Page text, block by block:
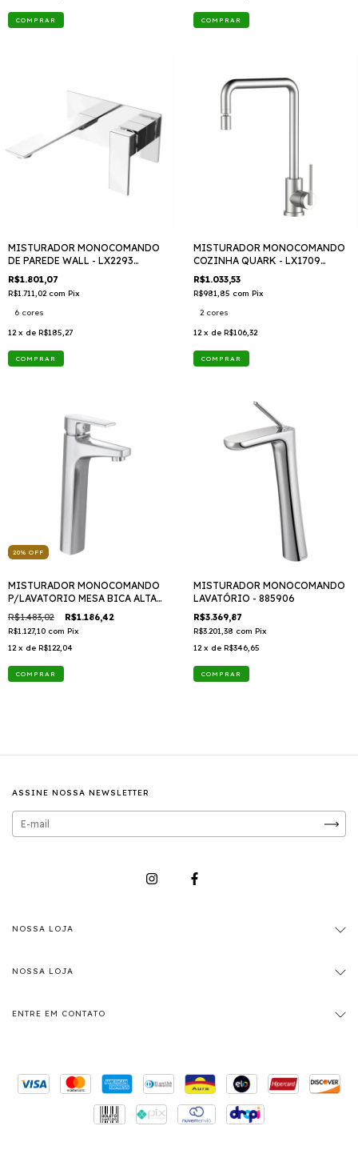
COMPRAR COMPRAR
MISTURADOR MONOCOMANDO
DE PAREDE WALL - LX2293
TTD409
R$1.801,07
R$1.711,02 com Pix
6 cores
12 x de R$185,27
COMPRAR
MISTURADOR MONOCOMANDO
COZINHA QUARK - LX1709
TTD409
R$1.033,53
R$981,85 com Pix
2 cores
12 x de R$106,32
COMPRAR
20% OFF
MISTURADOR MONOCOMANDO
P/LAVATORIO MESA BICA ALTA
BOLD - 6877C370
R$1.483,02 R$1.186,42
R$1.127,10 com Pix
12 x de R$122,04
MISTURADOR MONOCOMANDO
LAVATÓRIO - 885906
R$3.369,87
R$3.201,38 com Pix
12 x de R$346,65
ASSINE NOSSA NEWSLETTER
NOSSA LOJA
NOSSA LOJA
ENTRE EM CONTATO